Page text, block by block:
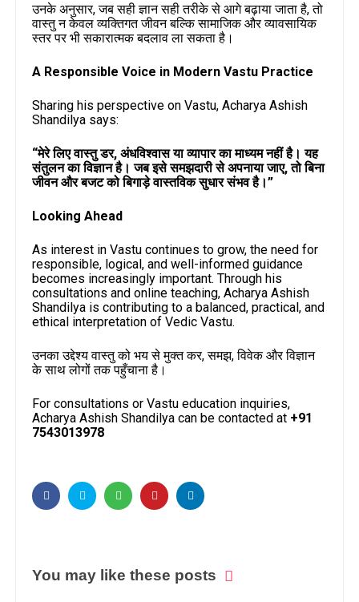
उनके अनुसार, जब सही ज्ञान सही तरीके से आगे बढ़ाया जाता है, तो
वास्तु न केवल व्यक्तिगत जीवन बल्कि सामाजिक और व्यावसायिक
स्तर पर भी सकारात्मक बदलाव ला सकता है।
A Responsible Voice in Modern Vastu Practice
Sharing his perspective on Vastu, Acharya Ashish
Shandilya says:
“मेरे लिए वास्तु डर, अंधविश्वास या व्यापार का माध्यम नहीं है। यह
संतुलन का विज्ञान है। जब इसे समझदारी से अपनाया जाए, तो बिना
जीवन और बजट को बिगाड़े वास्तविक सुधार संभव है।”
Looking Ahead
As interest in Vastu continues to grow, the need for
responsible, logical, and well-informed guidance
becomes increasingly important. Through his
consultations and online teaching, Acharya Ashish
Shandilya is contributing to a balanced, practical, and
ethical interpretation of Vedic Vastu.
उनका उद्देश्य वास्तु को भय से मुक्त कर, समझ, विवेक और विज्ञान
के साथ लोगों तक पहुँचाना है।
For consultations or Vastu education inquiries,
Acharya Ashish Shandilya can be contacted at +91
7543013978
You may like these posts